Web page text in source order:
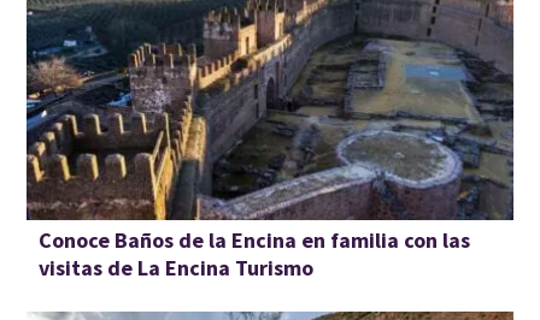
Conoce Baños de la Encina en familia con las
visitas de La Encina Turismo